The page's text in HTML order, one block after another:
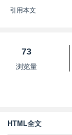
引用本文
73
浏览量
HTML全文